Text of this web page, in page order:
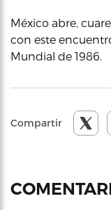
México abre,
con este
Mundial de 1986.
Compartir